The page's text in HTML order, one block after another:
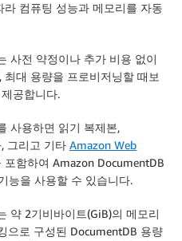
컴퓨팅 성능과 메모리를 자동
사전 약정이나 추가 비용 없이
대 용량을 프로비저닝할 때보
공합니다.
사용하면 읽기 복제본,
그리고 기타 Amazon Web
포함하여 Amazon DocumentDB
능을 사용할 수 있습니다.
약 2기비바이트(GiB)의 메모리
으로 구성된 DocumentDB 용량